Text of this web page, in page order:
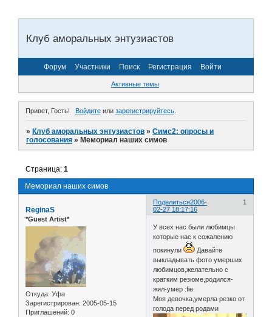
Клуб аморальных энтузиастов
Форум Участники Поиск Регистрация Войти
Активные темы
Привет, Гость! Войдитеили зарегистрируйтесь.
»Клуб аморальных энтузиастов »Симс2: опросы и
голосования »Мемориал наших симов
Мемориал наших симов
Страница:1
Поделиться 1
2006-
02-27 18:17:16
ReginaS
*Guest Artist*
Откуда: Уфа
Зарегистрирован: 2005-05-15
Приглашений: 0
У всех нас были любимцы
которые нас к сожалению
покинули
Давайте
выкладывать фото умерших
любимцов,желательно с
кратким резюме,родился-
жил-умер :fie:
Моя девочка,умерла резко от
голода перед родами